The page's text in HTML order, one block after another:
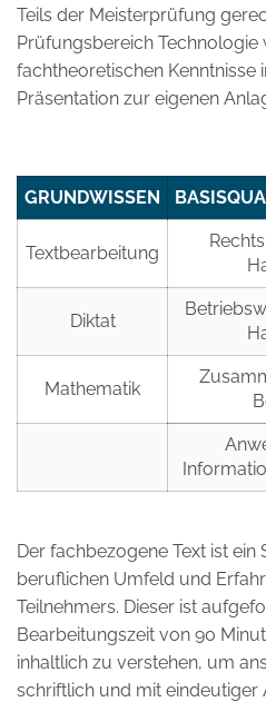
Teils der Meisterprüfung
Prüfungsbereich Technologie
fachtheoretischen Kenntnisse
Präsentation zur eigenen
GRUNDWISSEN
Textbearbeitung
Diktat
Mathematik
Der fachbezogene Text ist ein
beruflichen Umfeld und
Teilnehmers. Dieser ist
Bearbeitungszeit von 90
inhaltlich zu verstehen, um
schriftlich und mit eindeutiger